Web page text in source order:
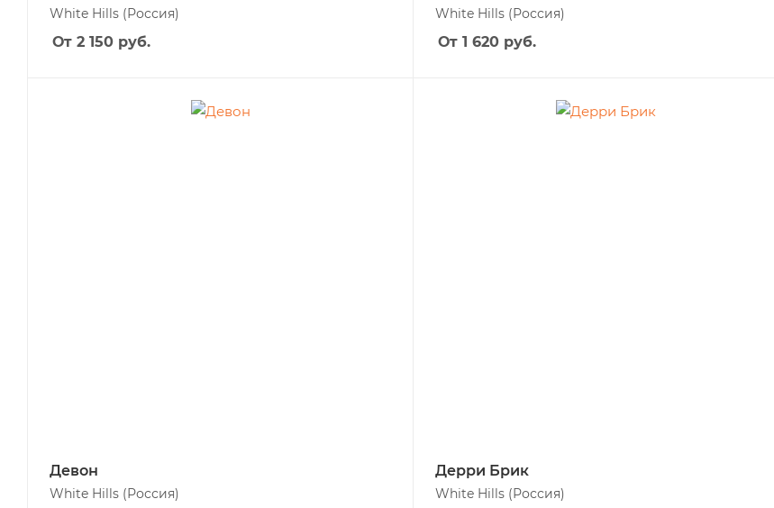
White Hills (Россия)
От 2 150 руб.
White Hills (Россия)
От 1 620 руб.
Девон
White Hills (Россия)
Дерри Брик
White Hills (Россия)